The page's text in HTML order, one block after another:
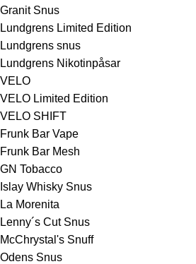
Granit Snus
Lundgrens Limited Edition
Lundgrens snus
Lundgrens Nikotinpåsar
VELO
VELO Limited Edition
VELO SHIFT
Frunk Bar Vape
Frunk Bar Mesh
GN Tobacco
Islay Whisky Snus
La Morenita
Lenny´s Cut Snus
McChrystal's Snuff
Odens Snus